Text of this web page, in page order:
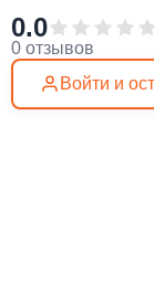
0.0
0 отзывов
Войти и